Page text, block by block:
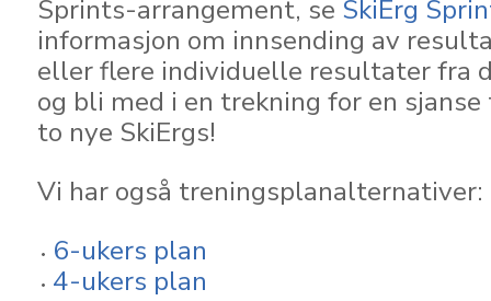
Sprints-arrangement, se SkiErg
informasjon om innsending av
eller flere individuelle resultater fra
og bli med i en trekning for en
to nye SkiErgs!
Vi har også treningsplanalternativer:
6-ukers plan
4-ukers plan